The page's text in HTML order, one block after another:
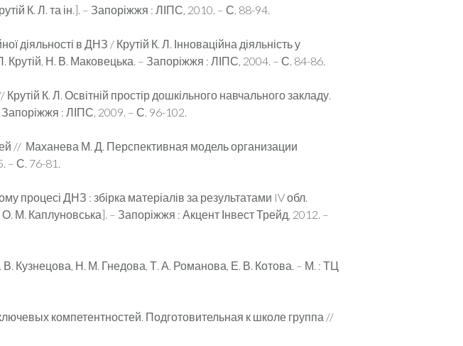
К. Л. та ін.]. – Запоріжжя : ЛІПС, 2010. – С. 88-94.
діяльності в ДНЗ / Крутій К. Л. Інноваційна діяльність у
Н. В. Маковецька. – Запоріжжя : ЛІПС, 2004. – С. 84-86.
К. Л. Освітній простір дошкільного навчального закладу.
Запоріжжя : ЛІПС, 2009. – С. 96-102.
// Маханева М. Д. Перспективная модель организации
– С. 76-81.
процесі ДНЗ : збірка матеріалів за результатами IV обл.
М. Каплуновська]. – Запоріжжя : Акцент Інвест Трейд, 2012. –
Кузнецова, Н. М. Гнедова, Т. А. Романова, Е. В. Котова. – М. : ТЦ
компетентностей. Подготовительная к школе группа //